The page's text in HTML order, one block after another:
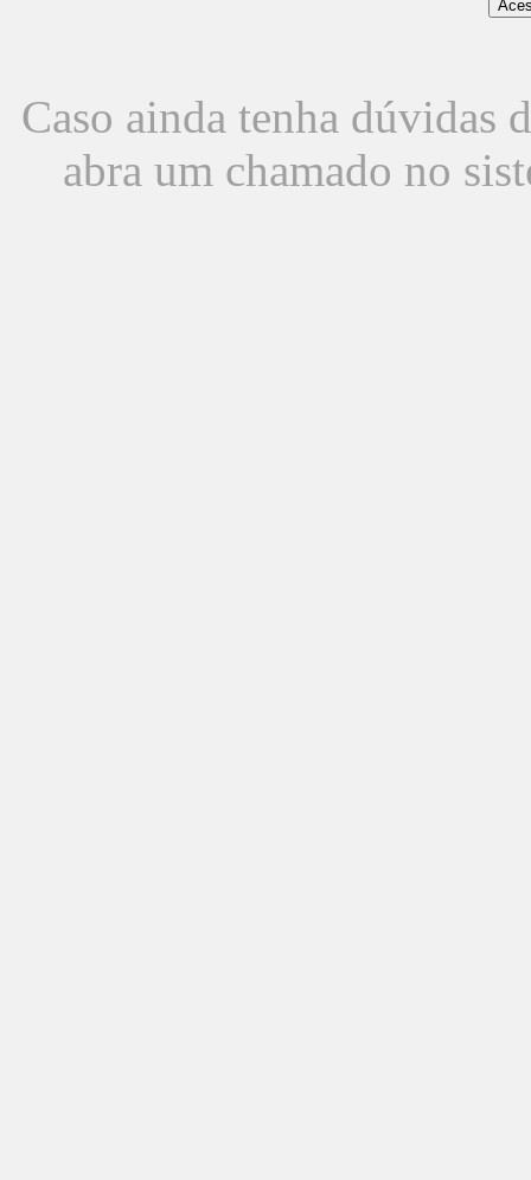
Caso ainda tenha dúvidas
abra um chamado no